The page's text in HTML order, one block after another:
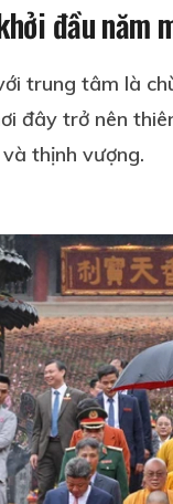
đầu năm
trung tâm là
đây trở nên
thịnh vượng.